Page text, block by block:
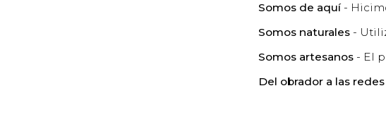
Somos de aquí -
Somos naturales-
Somos artesanos- El
Del obrador a las